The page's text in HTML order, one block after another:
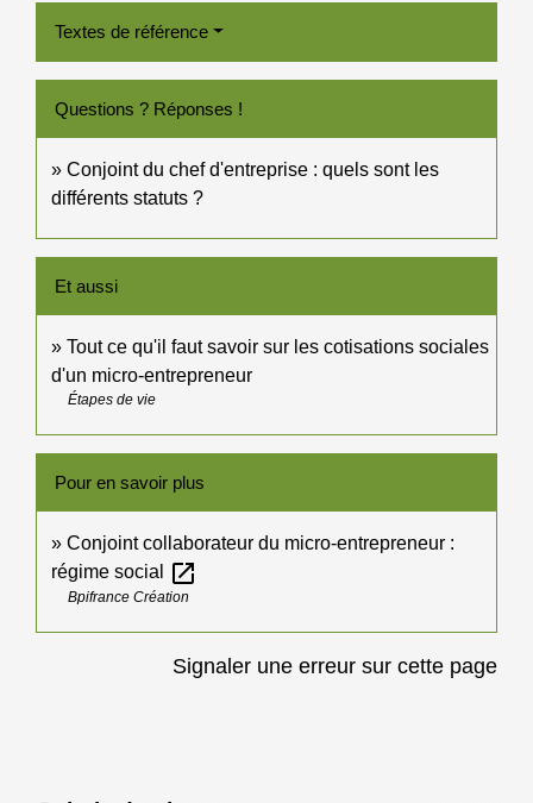
Textes de référence
Questions ? Réponses !
Conjoint du chef d'entreprise : quels sont les
différents statuts ?
Et aussi
Tout ce qu'il faut savoir sur les cotisations sociales
d'un micro-entrepreneur
Étapes de vie
Pour en savoir plus
Conjoint collaborateur du micro-entrepreneur :
régime social
open_in_new
Bpifrance Création
Signaler une erreur sur cette page